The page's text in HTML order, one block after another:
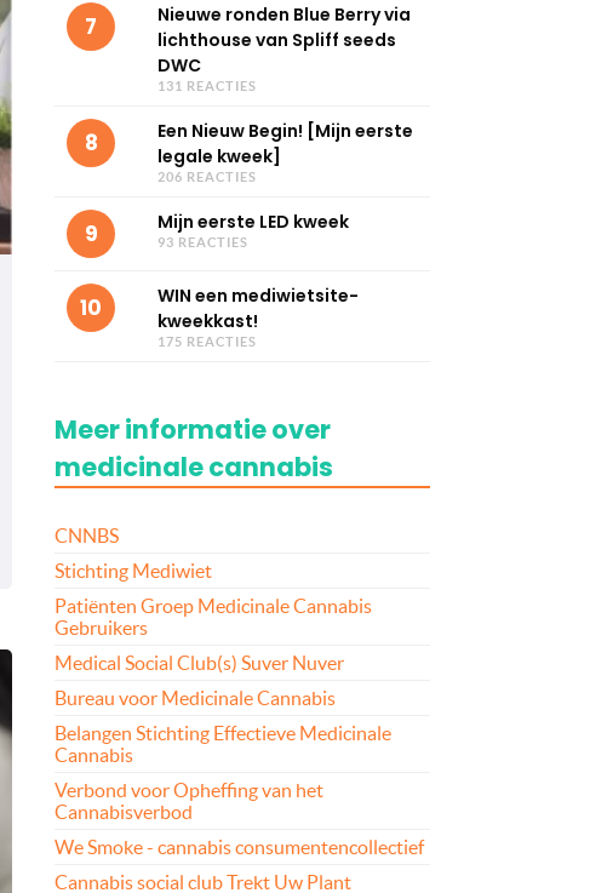
7
Nieuwe ronden Blue Berry via
lichthouse van Spliff seeds
DWC
131 REACTIES
8
Een Nieuw Begin! [Mijn eerste
legale kweek]
206 REACTIES
9 Mijn eerste LED kweek
93 REACTIES
10
WIN een mediwietsite-
kweekkast!
175 REACTIES
Meer informatie over
medicinale cannabis
CNNBS
Stichting Mediwiet
Patiënten Groep Medicinale Cannabis
Gebruikers
Medical Social Club(s) Suver Nuver
Bureau voor Medicinale Cannabis
Belangen Stichting Effectieve Medicinale
Cannabis
Verbond voor Opheffing van het
Cannabisverbod
We Smoke - cannabis consumentencollectief
Cannabis social club Trekt Uw Plant